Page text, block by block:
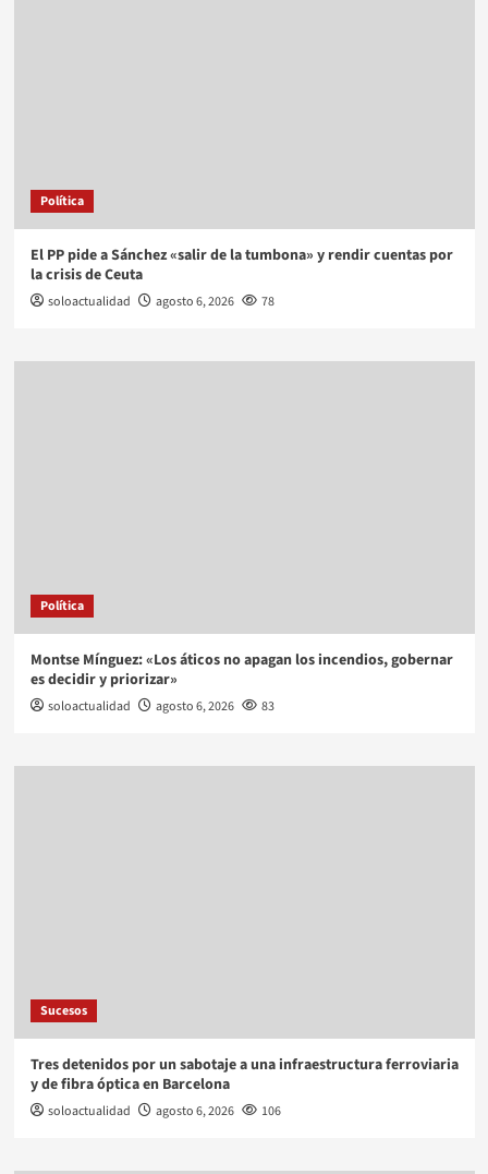
Política
El PP pide a Sánchez «salir de la tumbona» y rendir cuentas por
la crisis de Ceuta
soloactualidad agosto 6, 2026 78
Política
Montse Mínguez: «Los áticos no apagan los incendios, gobernar
es decidir y priorizar»
soloactualidad agosto 6, 2026 83
Sucesos
Tres detenidos por un sabotaje a una infraestructura ferroviaria
y de fibra óptica en Barcelona
soloactualidad agosto 6, 2026 106